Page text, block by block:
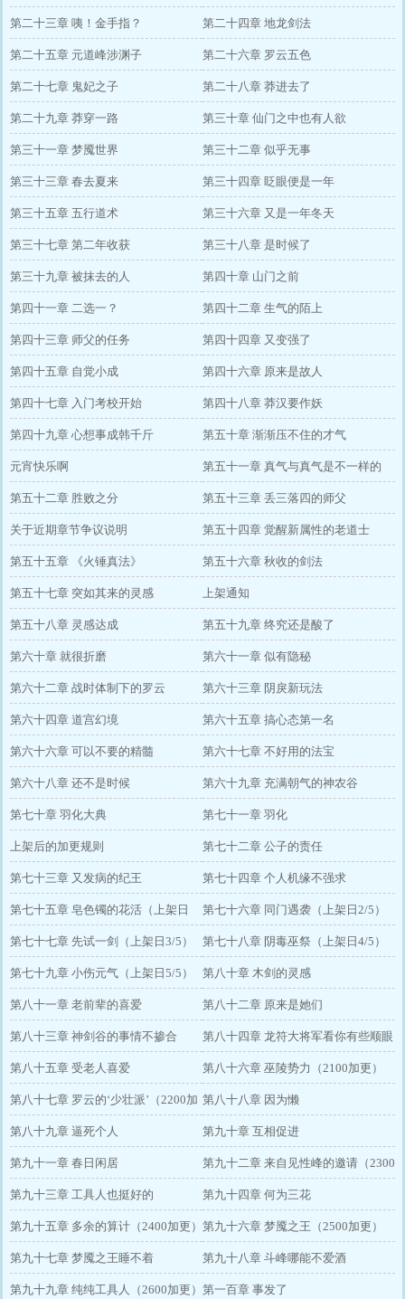
第二十三章 咦！金手指？ 第二十四章 地龙剑法
第二十五章 元道峰涉渊子 第二十六章 罗云五色
第二十七章 鬼妃之子 第二十八章 莽进去了
第二十九章 莽穿一路 第三十章 仙门之中也有人欲
第三十一章 梦魇世界 第三十二章 似乎无事
第三十三章 春去夏来 第三十四章 眨眼便是一年
第三十五章 五行道术 第三十六章 又是一年冬天
第三十七章 第二年收获 第三十八章 是时候了
第三十九章 被抹去的人 第四十章 山门之前
第四十一章 二选一？ 第四十二章 生气的陌上
第四十三章 师父的任务 第四十四章 又变强了
第四十五章 自觉小成 第四十六章 原来是故人
第四十七章 入门考校开始 第四十八章 莽汉要作妖
第四十九章 心想事成韩千斤 第五十章 渐渐压不住的才气
元宵快乐啊 第五十一章 真气与真气是不一样的
第五十二章 胜败之分 第五十三章 丢三落四的师父
关于近期章节争议说明 第五十四章 觉醒新属性的老道士
第五十五章 《火锤真法》 第五十六章 秋收的剑法
第五十七章 突如其来的灵感 上架通知
第五十八章 灵感达成 第五十九章 终究还是酸了
第六十章 就很折磨 第六十一章 似有隐秘
第六十二章 战时体制下的罗云 第六十三章 阴戾新玩法
第六十四章 道宫幻境 第六十五章 搞心态第一名
第六十六章 可以不要的精髓 第六十七章 不好用的法宝
第六十八章 还不是时候 第六十九章 充满朝气的神农谷
第七十章 羽化大典 第七十一章 羽化
上架后的加更规则 第七十二章 公子的责任
第七十三章 又发病的纪王 第七十四章 个人机缘不强求
第七十五章 皂色镯的花活（上架日
1/5）
第七十六章 同门遇袭（上架日2/5）
第七十七章 先试一剑（上架日3/5） 第七十八章 阴毒巫祭（上架日4/5）
第七十九章 小伤元气（上架日5/5） 第八十章 木剑的灵感
第八十一章 老前辈的喜爱 第八十二章 原来是她们
第八十三章 神剑谷的事情不掺合 第八十四章 龙符大将军看你有些顺眼
了
第八十五章 受老人喜爱 第八十六章 巫陵势力（2100加更）
第八十七章 罗云的‘少壮派’（2200加
更）
第八十八章 因为懒
第八十九章 逼死个人 第九十章 互相促进
第九十一章 春日闲居 第九十二章 来自见性峰的邀请（2300
加更）
第九十三章 工具人也挺好的 第九十四章 何为三花
第九十五章 多余的算计（2400加更） 第九十六章 梦魇之王（2500加更）
第九十七章 梦魇之王睡不着 第九十八章 斗峰哪能不爱酒
第九十九章 纯纯工具人（2600加更） 第一百章 事发了